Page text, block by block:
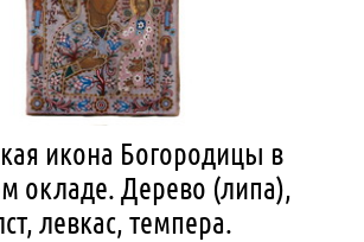
икона Богородицы в
окладе. Дерево (липа),
левкас, темпера.